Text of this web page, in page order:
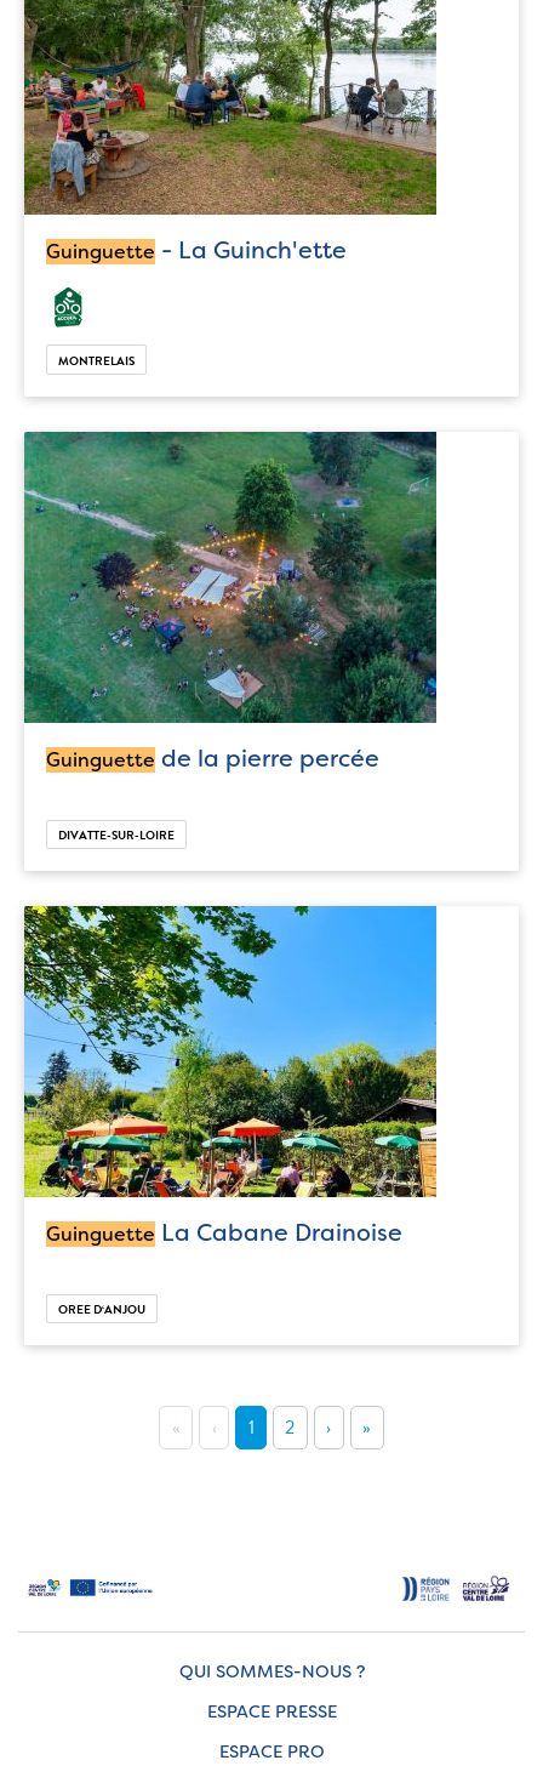
Guinguette - La Guinch'ette
MONTRELAIS
Guinguette de la pierre percée
DIVATTE-SUR-LOIRE
Guinguette La Cabane Drainoise
OREE D‘ANJOU
« ‹ 1 2 › »
QUI SOMMES-NOUS ?
ESPACE PRESSE
ESPACE PRO